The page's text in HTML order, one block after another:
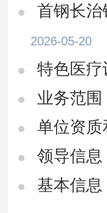
首钢长
2026-05-20
特色医疗
业务范围
单位资质
领导信息
基本信息